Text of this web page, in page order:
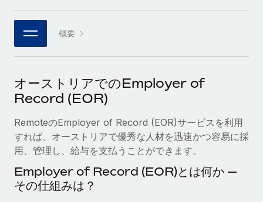
当社のMCPを使用して、あらゆるAIツールをRemoteに接続
統合
基本的なビジネスツールを活用して業務プロセスを効率化す
サービス
専門家に相談
グローバル人事・コンプライアンスの専門サポート
候補者の選考プロセスをシンプルに
パートナーに登録
戦略的テクノロジーパートナー
グローバルな人事機能を柔軟に自社プラットフォームへ統合
当社とのパートナーシップの可能性を検討する
Remote Build
近日リリース予定
統合とAI自動化に関するコンサルティング
職務内容ライブラリ
ウェビナー
イベント
ニュースルーム
給与・人材情報
情報センター
サポートを依頼する
すべてのリソースを表示する
日本語
한국어 概要
オーストリアでのEmployer of
Record (EOR)
RemoteのEmployer of Record (EOR)サービスを利用
すれば、オーストリアで優秀な人材を迅速かつ容易に採
用、管理し、給与を支払うことができます。
Employer of Record (EOR)とは何か —
その仕組みは？